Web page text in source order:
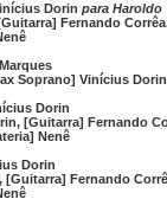
Dorin para Haroldo
Fernando
Soprano] Vinícius Dorin
Dorin
[Guitarra] Fernando
Nenê
Dorin
Fernando